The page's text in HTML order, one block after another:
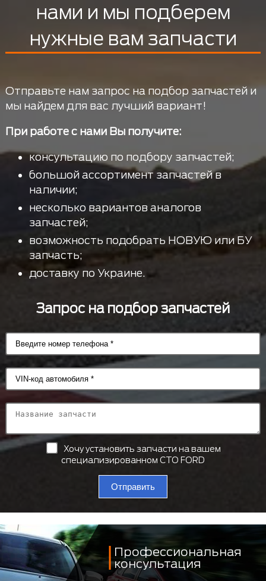
нами и мы подберем
нужные вам запчасти
Отправьте нам запрос на подбор запчастей и
мы найдем для вас лучший вариант!
При работе с нами Вы получите:
консультацию по подбору запчастей;
большой ассортимент запчастей в
наличии;
несколько вариантов аналогов
запчастей;
возможность подобрать НОВУЮ или БУ
запчасть;
доставку по Украине.
Запрос на подбор запчастей
Хочу установить запчасти на вашем
специализированном СТО FORD
Отправить
Профессиональная
консультация